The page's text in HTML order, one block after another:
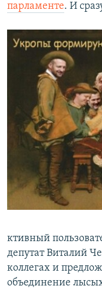
парламенте. И
ктивный
депутат Виталий
коллегах и
объединение